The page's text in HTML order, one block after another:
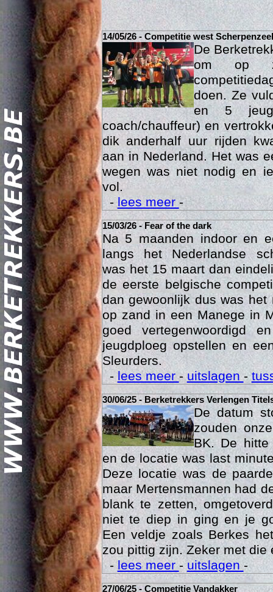
14/05/26 - Competitie west Scherpenzeel
De
om op
doen. Ze
en 5
coach/chauffeur) en
dik anderhalf uur rijden
aan in Nederland. Het was
wegen was niet nodig en
vol.
-lees meer-
15/03/26 - Fear of the dark
Na 5 maanden indoor en
langs het Nederlandse
was het 15 maart dan
de eerste belgische
dan gewoonlijk dus was
op zand in een Manege in
goed vertegenwoordigd
jeugdploeg opstellen en
Sleurders.
-lees meer-uitslagen-
30/06/25 - Berketrekkers Verlengen
De datum
zouden
BK. De
en de locatie was last
Deze locatie was de
maar Mertensmannen had
blank te zetten,
niet te diep in ging en je
Een veldje zoals Berkes
zou pittig zijn. Zeker met die
-lees meer-uitslagen-